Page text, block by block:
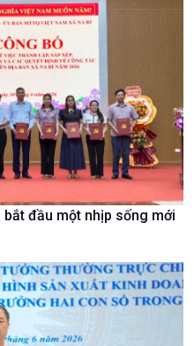
Tin thế giới
Vấn đề quốc tế
Hồ sơ sự kiện quốc tế
đầu một nhịp sống mới